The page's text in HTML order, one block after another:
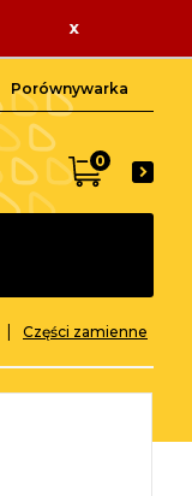
x
Porównywarka
0
Części zamienne